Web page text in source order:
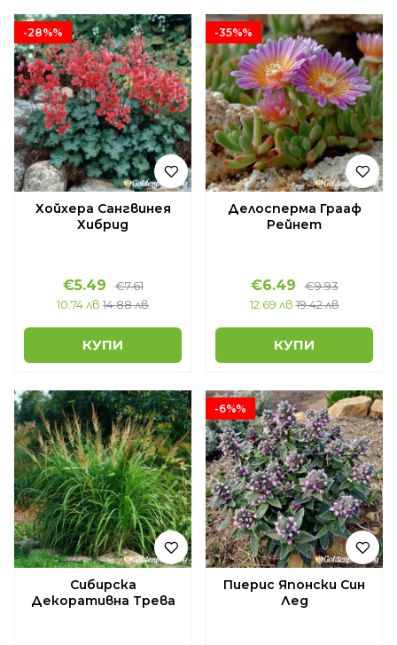
-28%%
Хойхера Сангвинея
Хибрид
€5.49
€7.61
10.74 лв 14.88 лв
КУПИ
-35%%
Делосперма Грааф
Рейнет
€6.49
€9.93
12.69 лв 19.42 лв
КУПИ
Сибирска
Декоративна Трева
-6%%
Пиерис Японски Син
Лед